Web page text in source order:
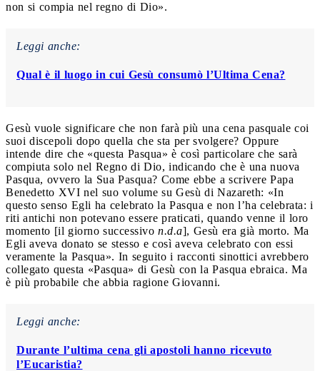
non si compia nel regno di Dio».
Leggi anche:
Qual è il luogo in cui Gesù consumò l’Ultima Cena?
Gesù vuole significare che non farà più una cena pasquale coi
suoi discepoli dopo quella che sta per svolgere? Oppure
intende dire che «questa Pasqua» è così particolare che sarà
compiuta solo nel Regno di Dio, indicando che è una nuova
Pasqua, ovvero la Sua Pasqua? Come ebbe a scrivere Papa
Benedetto XVI nel suo volume su Gesù di Nazareth: «In
questo senso Egli ha celebrato la Pasqua e non l’ha celebrata: i
riti antichi non potevano essere praticati, quando venne il loro
momento [il giorno successivo n.d.a], Gesù era già morto. Ma
Egli aveva donato se stesso e così aveva celebrato con essi
veramente la Pasqua». In seguito i racconti sinottici avrebbero
collegato questa «Pasqua» di Gesù con la Pasqua ebraica. Ma
è più probabile che abbia ragione Giovanni.
Leggi anche:
Durante l’ultima cena gli apostoli hanno ricevuto
l’Eucaristia?